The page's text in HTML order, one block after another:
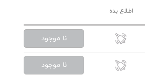
اطلاع بده
نا موجود
نا موجود